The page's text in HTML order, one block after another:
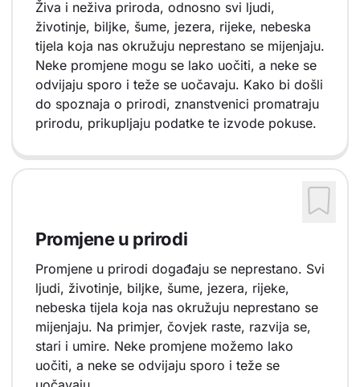
Živa i neživa priroda, odnosno svi ljudi,
životinje, biljke, šume, jezera, rijeke, nebeska
tijela koja nas okružuju neprestano se mijenjaju.
Neke promjene mogu se lako uočiti, a neke se
odvijaju sporo i teže se uočavaju. Kako bi došli
do spoznaja o prirodi, znanstvenici promatraju
prirodu, prikupljaju podatke te izvode pokuse.
Promjene u prirodi
Promjene u prirodi događaju se neprestano. Svi
ljudi, životinje, biljke, šume, jezera, rijeke,
nebeska tijela koja nas okružuju neprestano se
mijenjaju. Na primjer, čovjek raste, razvija se,
stari i umire. Neke promjene možemo lako
uočiti, a neke se odvijaju sporo i teže se